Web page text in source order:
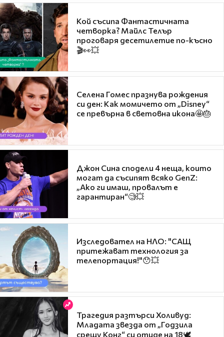
Кой съсипа Фантастичната
четворка? Майлс Телър
проговаря десетилетие по-късно
🎬👀💥
Селена Гомес празнува рождения
си ден: Как момичето от „Disney“
се превърна в световна икона🤩🎂
Джон Сина сподели 4 неща, които
могат да съсипят всяко GenZ:
„Ако ги имаш, провалът е
гарантиран“🧐💥
Изследовател на НЛО: "САЩ
притежават технология за
телепортация!"😯💥
Трагедия разтърси Холивуд:
Младата звезда от „Годзила
срещу Конг“ си отиде на 18🕊️